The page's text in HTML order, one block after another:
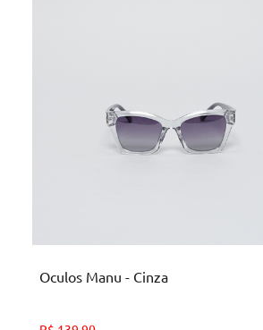
Oculos Manu - Cinza